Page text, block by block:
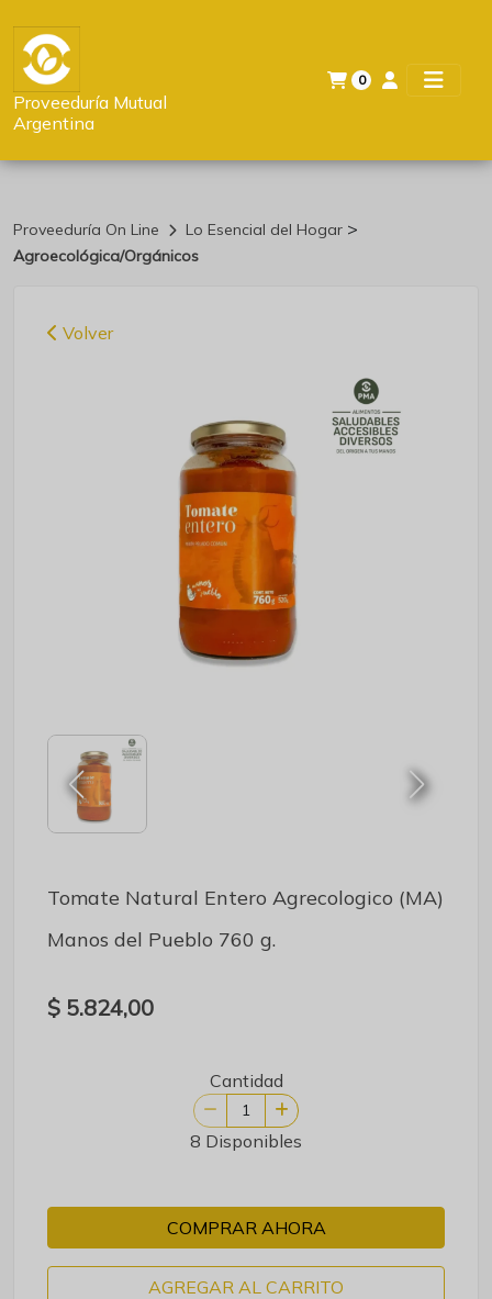
Proveeduría Mutual
Argentina
0
Proveeduría On Line Lo Esencial del Hogar >
Agroecológica/Orgánicos
Volver
Tomate Natural Entero Agrecologico (MA)
Manos del Pueblo 760 g.
$ 5.824,00
Cantidad
8 Disponibles
COMPRAR AHORA
AGREGAR AL CARRITO